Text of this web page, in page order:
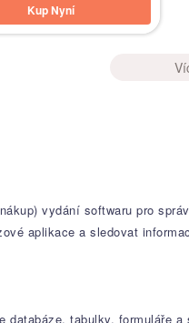
Kup Nyní
vydání softwaru pro
aplikace a sledovat
databáze, tabulky, formuláře